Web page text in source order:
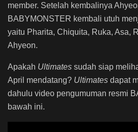
member. Setelah kembalinya
BABYMONSTER kembali utuh
yaitu Pharita, Chiquita, Ruka, Asa,
Ahyeon.
Apakah Ultimates sudah siap
April mendatang? Ultimates dapat
dahulu video pengumuman resmi
bawah ini.